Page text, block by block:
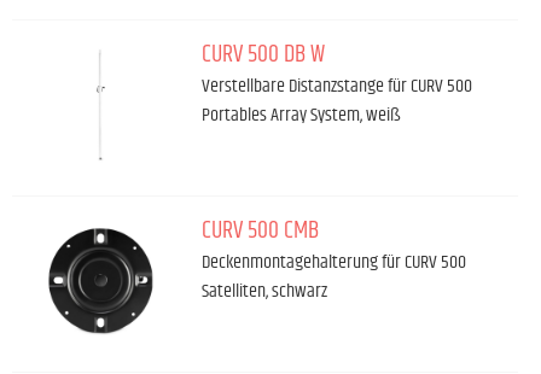
CURV 500 DB W
Verstellbare Distanzstange für CURV 500
Portables Array System, weiß
CURV 500 CMB
Deckenmontagehalterung für CURV 500
Satelliten, schwarz